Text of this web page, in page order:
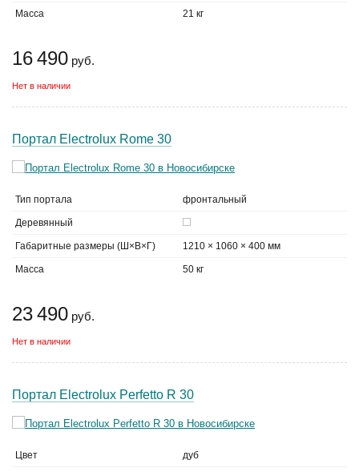
Масса 21 кг
16 490 руб.
Нет в наличии
Портал Electrolux Rome 30
Тип портала фронтальный
Деревянный
Габаритные размеры (Ш×В×Г) 1210 × 1060 × 400 мм
Масса 50 кг
23 490 руб.
Нет в наличии
Портал Electrolux Perfetto R 30
Цвет дуб